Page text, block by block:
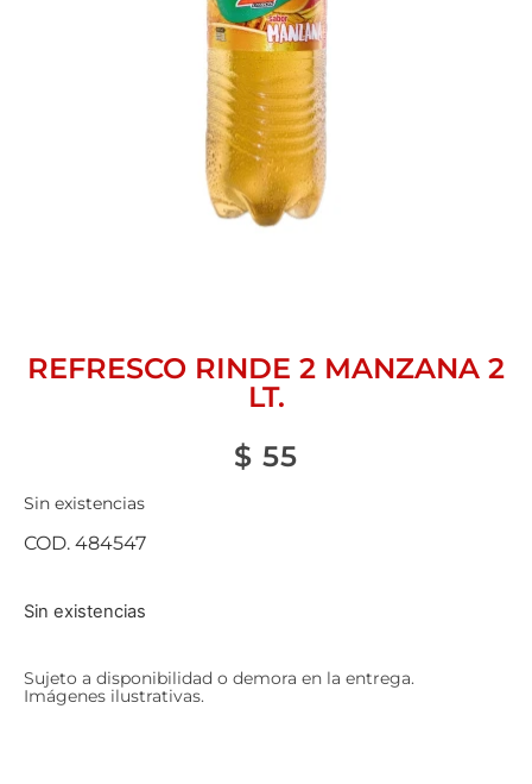
REFRESCO RINDE 2 MANZANA 2
LT.
$ 55
Sin existencias
COD. 484547
Sin existencias
Sujeto a disponibilidad o demora en la entrega.
Imágenes ilustrativas.